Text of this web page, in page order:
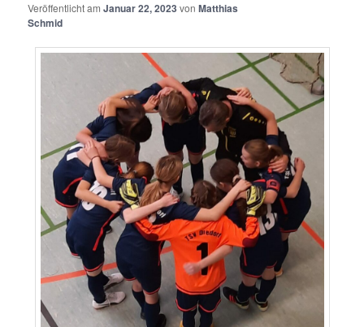
Veröffentlicht amJanuar 22, 2023 vonMatthias
Schmid